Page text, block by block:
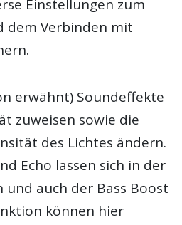
Einstellungen zum
dem Verbinden mit
erwähnt) Soundeffekte
zuweisen sowie die
des Lichtes ändern.
Echo lassen sich in der
auch der Bass Boost
können hier